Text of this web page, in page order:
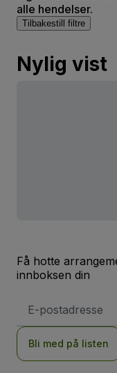
alle hendelser.
Tilbakestill filtre
Nylig vist
Få hotte
innboksen din
postadresse
Bli med på listen